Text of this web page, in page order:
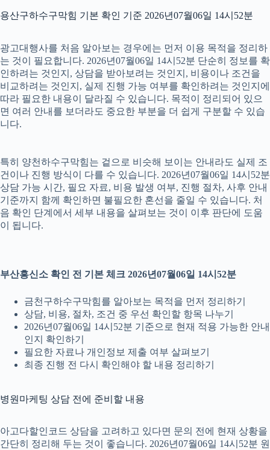
용산구하수구막힘 기본 확인 기준 2026년07월06일 14시52분
광고대행사를 처음 알아보는 경우에는 먼저 이용 목적을 정리하
는 것이 필요합니다. 2026년07월06일 14시52분 단순히 정보를 확
인하려는 것인지, 상담을 받아보려는 것인지, 비용이나 조건을
비교하려는 것인지, 실제 진행 가능 여부를 확인하려는 것인지에
따라 필요한 내용이 달라질 수 있습니다. 목적이 정리되어 있으
면 여러 안내를 보더라도 중요한 부분을 더 쉽게 구분할 수 있습
니다.
특히 양천하수구막힘는 겉으로 비슷해 보이는 안내라도 실제 조
건이나 진행 방식이 다를 수 있습니다. 2026년07월06일 14시52분
상담 가능 시간, 필요 자료, 비용 발생 여부, 진행 절차, 사후 안내
기준까지 함께 확인하면 불필요한 혼선을 줄일 수 있습니다. 처
음 확인 단계에서 세부 내용을 살펴보는 것이 이후 판단에 도움
이 됩니다.
부산흥신소 확인 전 기본 체크 2026년07월06일 14시52분
금천구하수구막힘를 알아보는 목적을 먼저 정리하기
상담, 비용, 절차, 조건 중 우선 확인할 항목 나누기
2026년07월06일 14시52분 기준으로 현재 적용 가능한 안내
인지 확인하기
필요한 자료나 개인정보 제출 여부 살펴보기
최종 진행 전 다시 확인해야 할 내용 정리하기
병원마케팅 상담 전에 준비할 내용
아고다할인코드 상담을 고려하고 있다면 문의 전에 현재 상황을
간단히 정리해 두는 것이 좋습니다. 2026년07월06일 14시52분 원